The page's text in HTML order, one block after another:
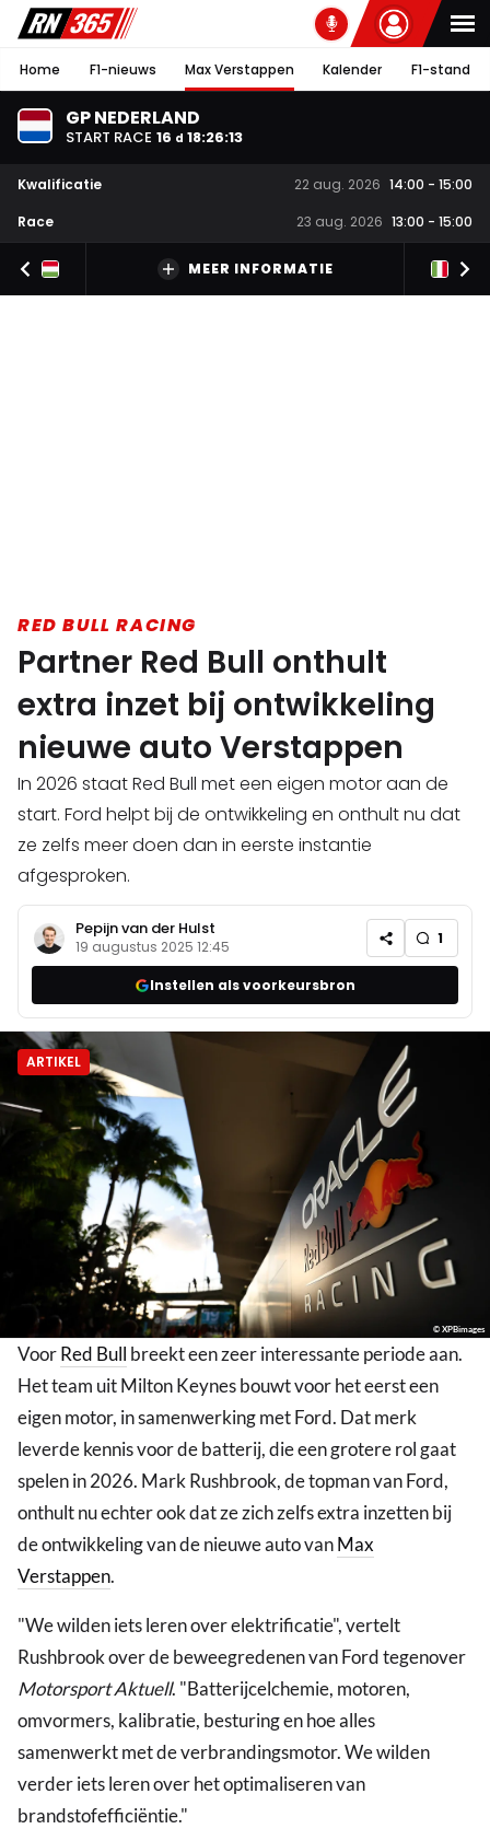
Home F1-nieuws Max Verstappen Kalender F1-stand
GP NEDERLAND
START RACE 16 d 18:26:12
Kwalificatie 22 aug. 2026 14:00 - 15:00
Race
23 aug. 2026 13:00 - 15:00
MEER INFORMATIE
RED BULL RACING
Partner Red Bull onthult
extra inzet bij ontwikkeling
nieuwe auto Verstappen
In 2026 staat Red Bull met een eigen motor aan de
start. Ford helpt bij de ontwikkeling en onthult nu dat
ze zelfs meer doen dan in eerste instantie
afgesproken.
Pepijn van der Hulst
19 augustus 2025 12:45 1
Instellen als voorkeursbron
ARTIKEL
© XPBimages
VoorRed Bull breekt een zeer interessante periode aan.
Het team uit Milton Keynes bouwt voor het eerst een
eigen motor, in samenwerking met Ford. Dat merk
leverde kennis voor de batterij, die een grotere rol gaat
spelen in 2026. Mark Rushbrook, de topman van Ford,
onthult nu echter ook dat ze zich zelfs extra inzetten bij
de ontwikkeling van de nieuwe auto vanMax
Verstappen.
"We wilden iets leren over elektrificatie", vertelt
Rushbrook over de beweegredenen van Ford tegenover
Motorsport Aktuell. "Batterijcelchemie, motoren,
omvormers, kalibratie, besturing en hoe alles
samenwerkt met de verbrandingsmotor. We wilden
verder iets leren over het optimaliseren van
brandstofefficiëntie."